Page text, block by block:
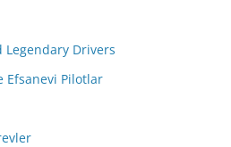
Legendary Drivers
Efsanevi Pilotlar